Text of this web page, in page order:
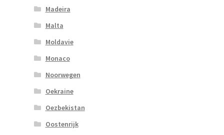
Madeira
Malta
Moldavie
Monaco
Noorwegen
Oekraine
Oezbekistan
Oostenrijk